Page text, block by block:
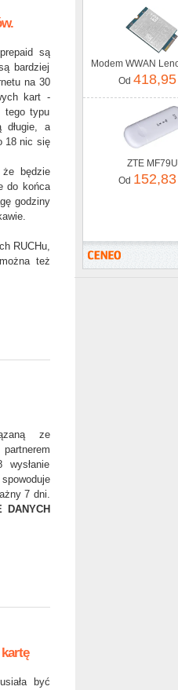
są
bardziej
na 30
kart -
tego typu
długie, a
18 nic się
że będzie
do końca
godziny
RUCHu,
też
ze
wysłanie
7 dni.
DANYCH
być
Od 418,95
ZTE MF79U
Od 152,83